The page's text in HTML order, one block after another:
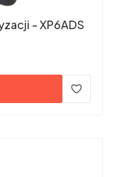
- XP6ADS